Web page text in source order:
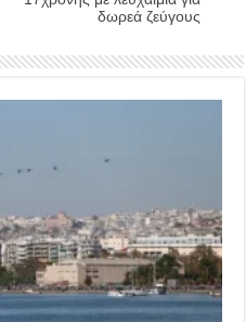
δωρεά ζεύγους